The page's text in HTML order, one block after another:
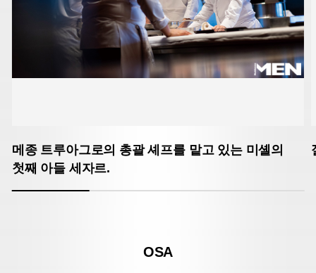
메종 트루아그로의 총괄 셰프를 맡고 있는 미셸의
첫째 아들 세자르.
OSA